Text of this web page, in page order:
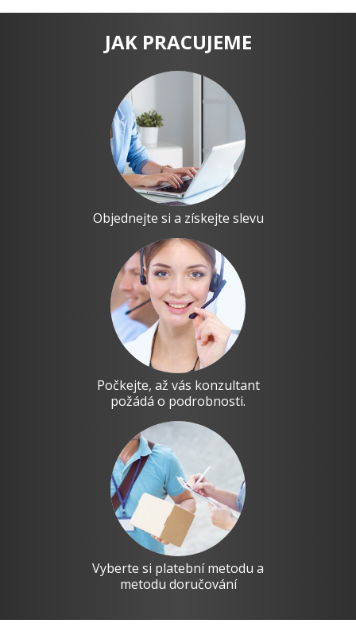
JAK PRACUJEME
Objednejte si a získejte slevu
Počkejte, až vás konzultant
požádá o podrobnosti.
Vyberte si platební metodu a
metodu doručování